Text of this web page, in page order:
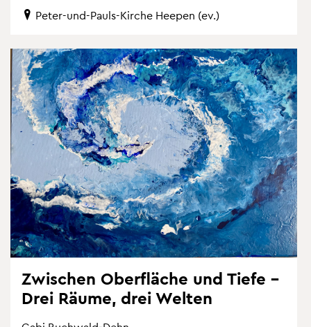
Peter-und-Pauls-Kir­che Hee­pen (ev.)
Zwi­schen Ober­flä­che und Tiefe –
Drei Räume, drei Wel­ten